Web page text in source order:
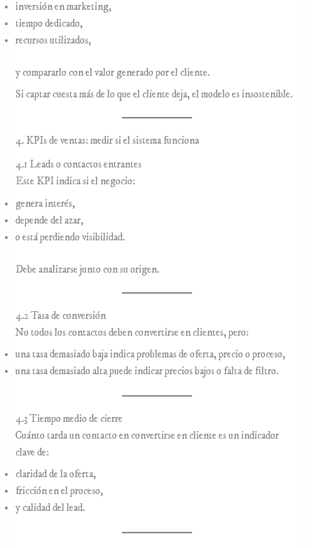
inversión en marketing,
tiempo dedicado,
recursos utilizados,
y compararlo con el valor generado por el cliente.
Si captar cuesta más de lo que el cliente deja, el modelo es insostenible.
4. KPIs de ventas: medir si el sistema funciona
4.1 Leads o contactos entrantes
Este KPI indica si el negocio:
genera interés,
depende del azar,
o está perdiendo visibilidad.
Debe analizarse junto con su origen.
4.2 Tasa de conversión
No todos los contactos deben convertirse en clientes, pero:
una tasa demasiado baja indica problemas de oferta, precio o proceso,
una tasa demasiado alta puede indicar precios bajos o falta de filtro.
4.3 Tiempo medio de cierre
Cuánto tarda un contacto en convertirse en cliente es un indicador
clave de:
claridad de la oferta,
fricción en el proceso,
y calidad del lead.